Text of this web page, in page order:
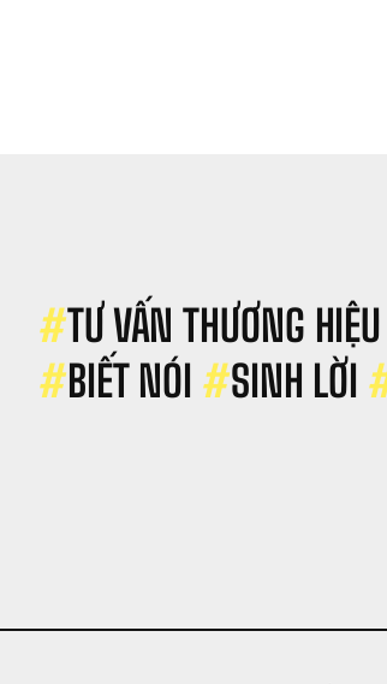
#TƯ VẤN THƯƠNG HIỆU
#BIẾT NÓI #SINH LỜI